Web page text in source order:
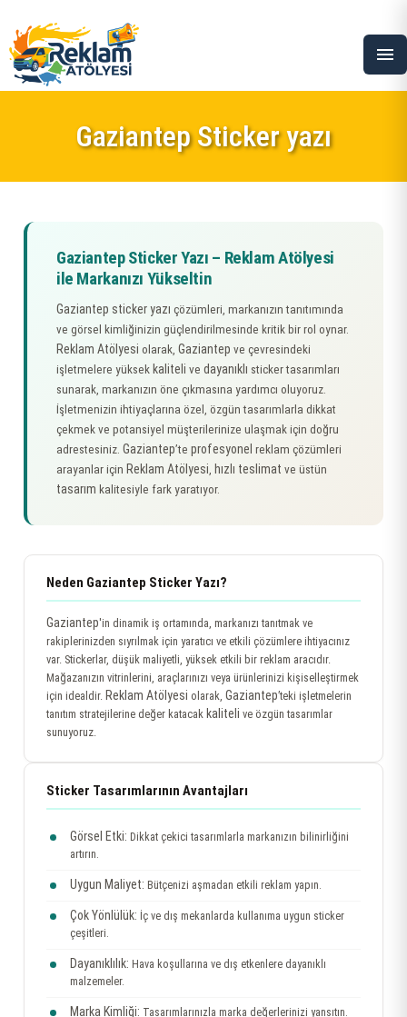
menu
Gaziantep Sticker yazı
Gaziantep Sticker Yazı – Reklam Atölyesi
ile Markanızı Yükseltin
Gaziantep sticker yazı çözümleri, markanızın tanıtımında
ve görsel kimliğinizin güçlendirilmesinde kritik bir rol oynar.
Reklam Atölyesi olarak, Gaziantep ve çevresindeki
işletmelere yüksek kaliteli ve dayanıklı sticker tasarımları
sunarak, markanızın öne çıkmasına yardımcı oluyoruz.
İşletmenizin ihtiyaçlarına özel, özgün tasarımlarla dikkat
çekmek ve potansiyel müşterilerinize ulaşmak için doğru
adrestesiniz. Gaziantep’te profesyonel reklam çözümleri
arayanlar için Reklam Atölyesi, hızlı teslimat ve üstün
tasarım kalitesiyle fark yaratıyor.
Neden Gaziantep Sticker Yazı?
Gaziantep'in dinamik iş ortamında, markanızı tanıtmak ve
rakiplerinizden sıyrılmak için yaratıcı ve etkili çözümlere ihtiyacınız
var. Stickerlar, düşük maliyetli, yüksek etkili bir reklam aracıdır.
Mağazanızın vitrinlerini, araçlarınızı veya ürünlerinizi kişiselleştirmek
için idealdir. Reklam Atölyesi olarak, Gaziantep’teki işletmelerin
tanıtım stratejilerine değer katacak kaliteli ve özgün tasarımlar
sunuyoruz.
Sticker Tasarımlarının Avantajları
Görsel Etki: Dikkat çekici tasarımlarla markanızın bilinirliğini
artırın.
Uygun Maliyet: Bütçenizi aşmadan etkili reklam yapın.
Çok Yönlülük: İç ve dış mekanlarda kullanıma uygun sticker
çeşitleri.
Dayanıklılık: Hava koşullarına ve dış etkenlere dayanıklı
malzemeler.
Marka Kimliği: Tasarımlarınızla marka değerlerinizi yansıtın.